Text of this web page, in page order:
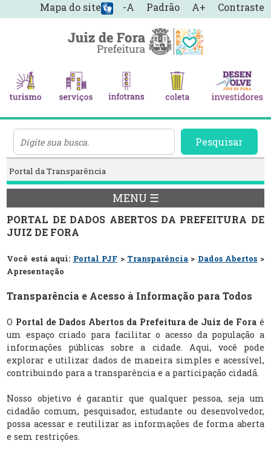
-A Padrão A+ Contraste
Mapa do site
Pesquisar
Portal da Transparência
MENU ☰
PORTAL DE DADOS ABERTOS DA PREFEITURA DE
JUIZ DE FORA
Você está aqui: Portal PJF > Transparência> Dados Abertos >
Apresentação
Transparência e Acesso à Informação para Todos
O Portal de Dados Abertos da Prefeitura de Juiz de Foraé
um espaço criado para facilitar o acesso da população a
informações públicas sobre a cidade. Aqui, você pode
explorar e utilizar dados de maneira simples e acessível,
contribuindo para a transparência e a participação cidadã.
Nosso objetivo é garantir que qualquer pessoa, seja um
cidadão comum, pesquisador, estudante ou desenvolvedor,
possa acessar e reutilizar as informações de forma aberta
e sem restrições.